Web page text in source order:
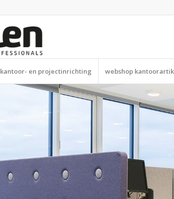
kantoor- en projectinrichting webshop